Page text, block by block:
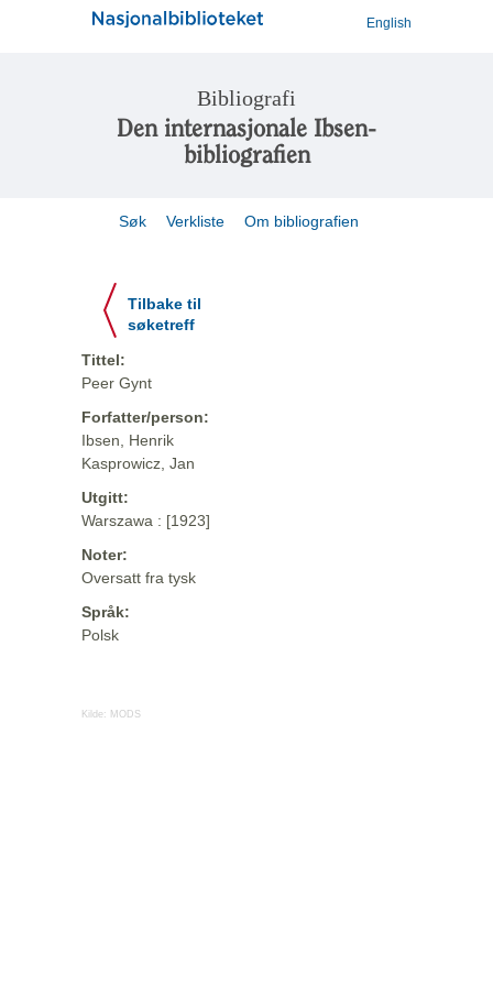
English
Bibliografi
Den internasjonale Ibsen-
bibliografien
Søk Verkliste Om bibliografien
Tilbake til
søketreff
Tittel:
Peer Gynt
Forfatter/person:
Ibsen, Henrik
Kasprowicz, Jan
Utgitt:
Warszawa : [1923]
Noter:
Oversatt fra tysk
Språk:
Polsk
Kilde: MODS